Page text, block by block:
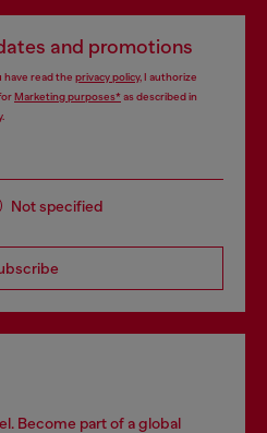
and promotions
have read the privacy policy, I authorize
Marketing purposes*as described in
.
Not specified
Become part of a global